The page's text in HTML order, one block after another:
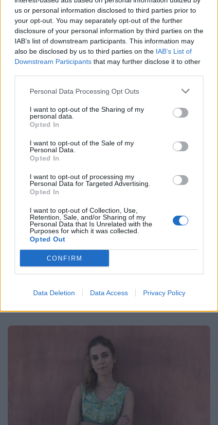
us or personal information disclosed to third parties prior to
your opt-out. You may separately opt-out of the further
disclosure of your personal information by third parties on the
IAB’s list of downstream participants. This information may
also be disclosed by us to third parties on the IAB’s List of
Downstream Participants that may further disclose it to other
Personal Data Processing Opt Outs
I want to opt-out of the Sharing of my
personal data.
Opted In
I want to opt-out of the Sale of my
Personal Data.
Opted In
I want to opt-out of processing my
Personal Data for Targeted Advertising.
Opted In
I want to opt-out of Collection, Use,
Retention, Sale, and/or Sharing of my
Personal Data that Is Unrelated with the
Purposes for which it was collected.
Opted Out
CONFIRM
Data Deletion Data Access Privacy Policy
MEDIA
Άγριες Μέλισσες: Ανατρίχιασαν στο Πρωινό
- «Εγώ ξέρω ποιο θα είναι το τέλος του
Βόσκαρη»
13:57 @02-04-2021
Άγριες Μέλισσες: Λύγισε το twitter με τη
Σοφούλα – Το ρεσιτάλ ερμηνείας, η οργή